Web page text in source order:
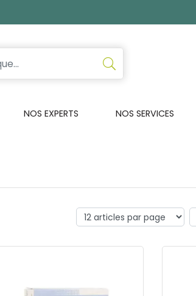
NOS EXPERTS NOS SERVICES